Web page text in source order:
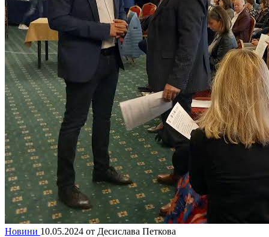
Новини 10.05.2024 от Десислава Петкова